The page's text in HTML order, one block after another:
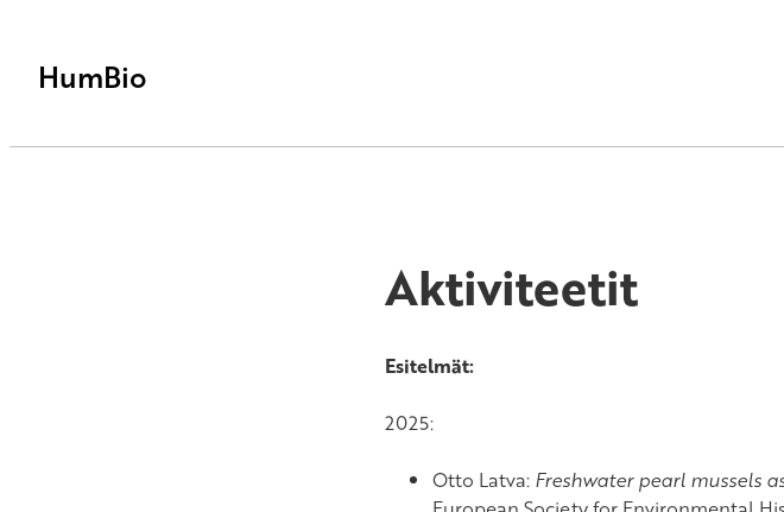
HumBio
Aktiviteetit
Esitelmät:
2025:
Otto Latva: Freshwater pearl mussels